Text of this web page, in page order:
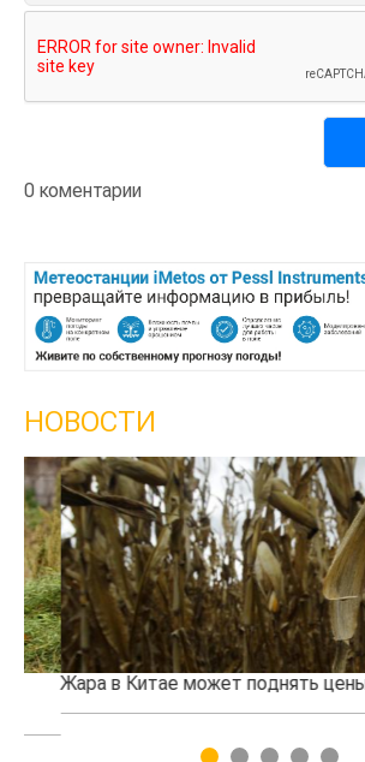
0 коментарии
НОВОСТИ
Жара в Китае может поднять цены на